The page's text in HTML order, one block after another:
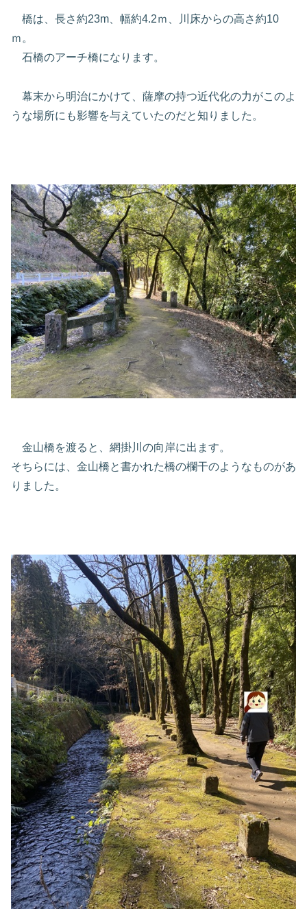
橋は、長さ約23m、幅約4.2ｍ、川床からの高さ約10
ｍ。
石橋のアーチ橋になります。
幕末から明治にかけて、薩摩の持つ近代化の力がこのよ
うな場所にも影響を与えていたのだと知りました。
金山橋を渡ると、網掛川の向岸に出ます。
そちらには、金山橋と書かれた橋の欄干のようなものがあ
りました。